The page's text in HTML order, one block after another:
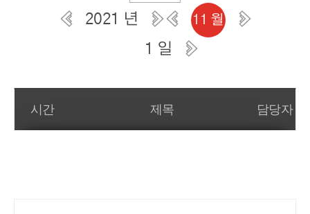
2021 년 11 월
1 일
일간 부서일정관리
시간 제목 담당자